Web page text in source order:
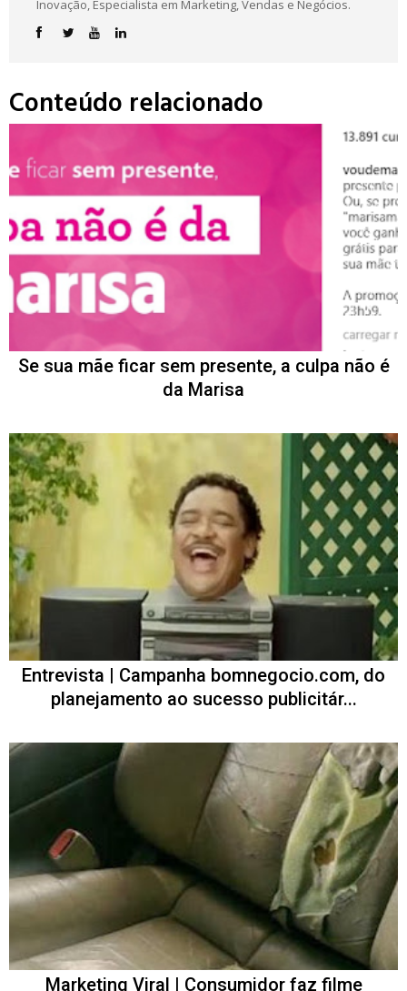
Inovação, Especialista em Marketing, Vendas e Negócios.
Conteúdo relacionado
Se sua mãe ficar sem presente, a culpa não é
da Marisa
Entrevista | Campanha bomnegocio.com, do
planejamento ao sucesso publicitár...
Marketing Viral | Consumidor faz filme